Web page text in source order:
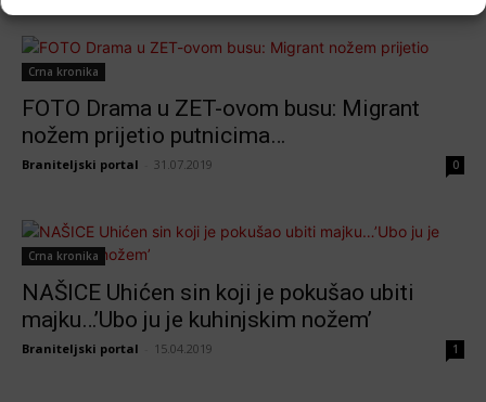
Crna kronika
FOTO Drama u ZET-ovom busu: Migrant
nožem prijetio putnicima…
Braniteljski portal 31.07.2019 0
Crna kronika
NAŠICE Uhićen sin koji je pokušao ubiti
majku…’Ubo ju je kuhinjskim nožem’
Braniteljski portal 15.04.2019 1